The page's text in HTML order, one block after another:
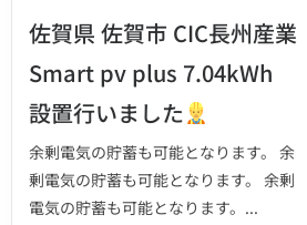
佐賀県 佐賀市 CIC長州産業
Smart pv plus 7.04kWh
設置行いました
余剰電気の貯蓄も可能となります。 余
剰電気の貯蓄も可能となります。 余剰
電気の貯蓄も可能となります。...